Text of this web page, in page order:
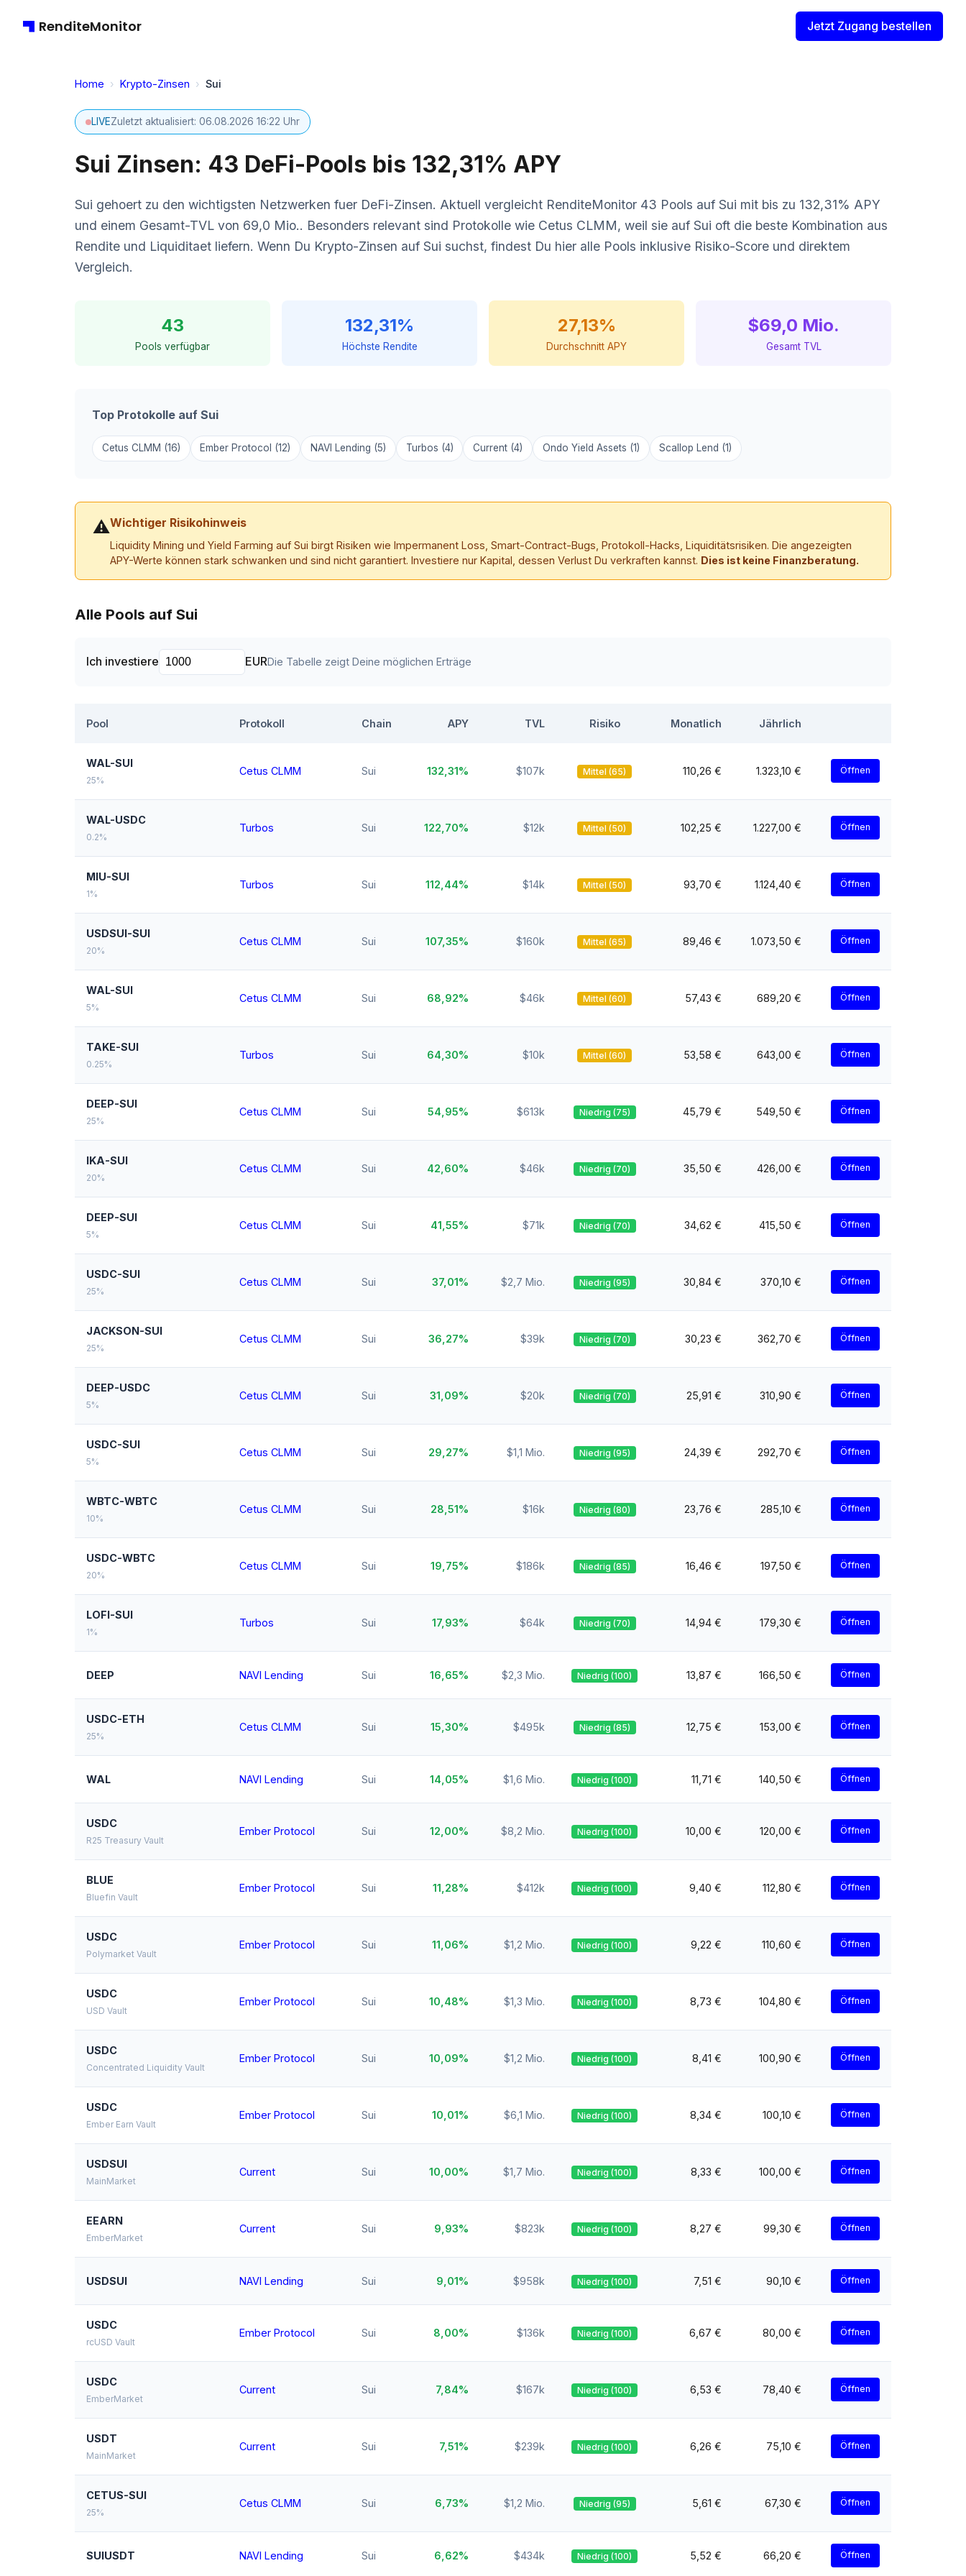
RenditeMonitor Jetzt Zugang bestellen
Home › Krypto-Zinsen › Sui
LIVEZuletzt aktualisiert: 06.08.2026 16:22 Uhr
Sui Zinsen: 43 DeFi-Pools bis 132,31% APY
Sui gehoert zu den wichtigsten Netzwerken fuer DeFi-Zinsen. Aktuell vergleicht RenditeMonitor 43 Pools auf Sui mit bis zu 132,31% APY
und einem Gesamt-TVL von 69,0 Mio.. Besonders relevant sind Protokolle wie Cetus CLMM, weil sie auf Sui oft die beste Kombination aus
Rendite und Liquiditaet liefern. Wenn Du Krypto-Zinsen auf Sui suchst, findest Du hier alle Pools inklusive Risiko-Score und direktem
Vergleich.
43
Pools verfügbar
132,31%
Höchste Rendite
27,13%
Durchschnitt APY
$69,0 Mio.
Gesamt TVL
Top Protokolle auf Sui
Cetus CLMM (16) Ember Protocol (12) NAVI Lending (5) Turbos (4) Current (4) Ondo Yield Assets (1) Scallop Lend (1)
⚠Wichtiger Risikohinweis
Liquidity Mining und Yield Farming auf Sui birgt Risiken wie Impermanent Loss, Smart-Contract-Bugs, Protokoll-Hacks, Liquiditätsrisiken. Die angezeigten
APY-Werte können stark schwanken und sind nicht garantiert. Investiere nur Kapital, dessen Verlust Du verkraften kannst. Dies ist keine Finanzberatung.
Alle Pools auf Sui
Ich investiere EURDie Tabelle zeigt Deine möglichen Erträge
Pool Protokoll Chain APY TVL Risiko Monatlich Jährlich
WAL-SUI
25%
Cetus CLMM Sui 132,31% $107k Mittel (65) 110,26 € 1.323,10 € Öffnen
WAL-USDC
0.2%
Turbos Sui 122,70% $12k Mittel (50) 102,25 € 1.227,00 € Öffnen
MIU-SUI
1%
Turbos Sui 112,44% $14k Mittel (50) 93,70 € 1.124,40 € Öffnen
USDSUI-SUI
20%
Cetus CLMM Sui 107,35% $160k Mittel (65) 89,46 € 1.073,50 € Öffnen
WAL-SUI
5%
Cetus CLMM Sui 68,92% $46k Mittel (60) 57,43 € 689,20 € Öffnen
TAKE-SUI
0.25%
Turbos Sui 64,30% $10k Mittel (60) 53,58 € 643,00 € Öffnen
DEEP-SUI
25%
Cetus CLMM Sui 54,95% $613k Niedrig (75) 45,79 € 549,50 € Öffnen
IKA-SUI
20%
Cetus CLMM Sui 42,60% $46k Niedrig (70) 35,50 € 426,00 € Öffnen
DEEP-SUI
5%
Cetus CLMM Sui 41,55% $71k Niedrig (70) 34,62 € 415,50 € Öffnen
USDC-SUI
25%
Cetus CLMM Sui 37,01% $2,7 Mio. Niedrig (95) 30,84 € 370,10 € Öffnen
JACKSON-SUI
25%
Cetus CLMM Sui 36,27% $39k Niedrig (70) 30,23 € 362,70 € Öffnen
DEEP-USDC
5%
Cetus CLMM Sui 31,09% $20k Niedrig (70) 25,91 € 310,90 € Öffnen
USDC-SUI
5%
Cetus CLMM Sui 29,27% $1,1 Mio. Niedrig (95) 24,39 € 292,70 € Öffnen
WBTC-WBTC
10%
Cetus CLMM Sui 28,51% $16k Niedrig (80) 23,76 € 285,10 € Öffnen
USDC-WBTC
20%
Cetus CLMM Sui 19,75% $186k Niedrig (85) 16,46 € 197,50 € Öffnen
LOFI-SUI
1%
Turbos Sui 17,93% $64k Niedrig (70) 14,94 € 179,30 € Öffnen
DEEP NAVI Lending Sui 16,65% $2,3 Mio. Niedrig (100) 13,87 € 166,50 € Öffnen
USDC-ETH
25%
Cetus CLMM Sui 15,30% $495k Niedrig (85) 12,75 € 153,00 € Öffnen
WAL NAVI Lending Sui 14,05% $1,6 Mio. Niedrig (100) 11,71 € 140,50 € Öffnen
USDC
R25 Treasury Vault
Ember Protocol Sui 12,00% $8,2 Mio. Niedrig (100) 10,00 € 120,00 € Öffnen
BLUE
Bluefin Vault
Ember Protocol Sui 11,28% $412k Niedrig (100) 9,40 € 112,80 € Öffnen
USDC
Polymarket Vault
Ember Protocol Sui 11,06% $1,2 Mio. Niedrig (100) 9,22 € 110,60 € Öffnen
USDC
USD Vault
Ember Protocol Sui 10,48% $1,3 Mio. Niedrig (100) 8,73 € 104,80 € Öffnen
USDC
Concentrated Liquidity Vault
Ember Protocol Sui 10,09% $1,2 Mio. Niedrig (100) 8,41 € 100,90 € Öffnen
USDC
Ember Earn Vault
Ember Protocol Sui 10,01% $6,1 Mio. Niedrig (100) 8,34 € 100,10 € Öffnen
USDSUI
MainMarket
Current Sui 10,00% $1,7 Mio. Niedrig (100) 8,33 € 100,00 € Öffnen
EEARN
EmberMarket
Current Sui 9,93% $823k Niedrig (100) 8,27 € 99,30 € Öffnen
USDSUI NAVI Lending Sui 9,01% $958k Niedrig (100) 7,51 € 90,10 € Öffnen
USDC
rcUSD Vault
Ember Protocol Sui 8,00% $136k Niedrig (100) 6,67 € 80,00 € Öffnen
USDC
EmberMarket
Current Sui 7,84% $167k Niedrig (100) 6,53 € 78,40 € Öffnen
USDT
MainMarket
Current Sui 7,51% $239k Niedrig (100) 6,26 € 75,10 € Öffnen
CETUS-SUI
25%
Cetus CLMM Sui 6,73% $1,2 Mio. Niedrig (95) 5,61 € 67,30 € Öffnen
SUIUSDT NAVI Lending Sui 6,62% $434k Niedrig (100) 5,52 € 66,20 € Öffnen